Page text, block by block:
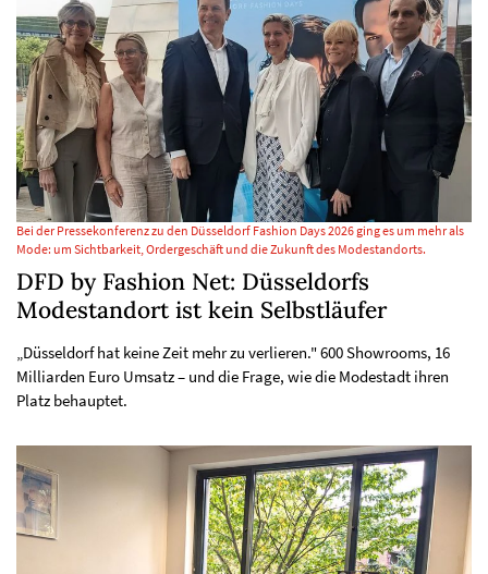
Bei der Pressekonferenz zu den Düsseldorf Fashion Days 2026 ging es um mehr als
Mode: um Sichtbarkeit, Ordergeschäft und die Zukunft des Modestandorts.
DFD by Fashion Net: Düsseldorfs
Modestandort ist kein Selbstläufer
„Düsseldorf hat keine Zeit mehr zu verlieren." 600 Showrooms, 16
Milliarden Euro Umsatz – und die Frage, wie die Modestadt ihren
Platz behauptet.